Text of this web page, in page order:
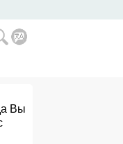
Вы